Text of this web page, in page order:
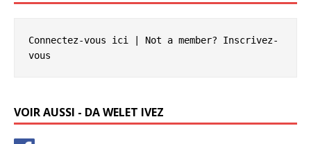
Connectez-vous ici | Not a member? Inscrivez-
vous
VOIR AUSSI - DA WELET IVEZ